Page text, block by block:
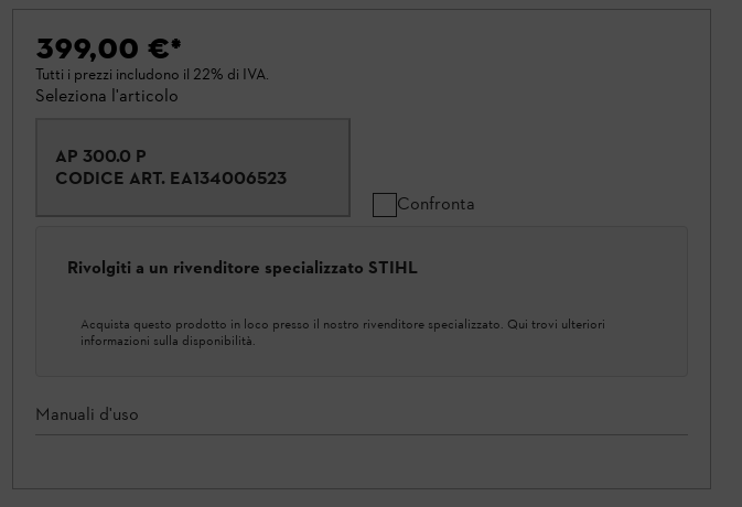
399,00 €*
Tutti i prezzi includono il 22% di IVA.
Seleziona l'articolo
AP 300.0 P
CODICE ART. EA134006523
Confronta
Rivolgiti a un rivenditore specializzato STIHL
Acquista questo prodotto in loco presso il nostro rivenditore specializzato. Qui trovi ulteriori
informazioni sulla disponibilità.
Manuali d'uso